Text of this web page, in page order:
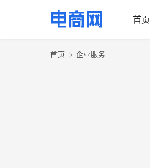
首页
首页 企业服务